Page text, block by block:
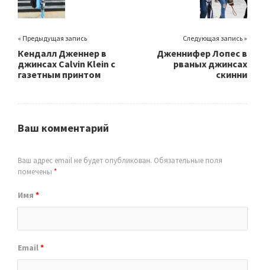
« Предыдущая запись
Кендалл Дженнер в
джинсах Calvin Klein с
газетным принтом
Следующая запись »
Дженнифер Лопес в
рваных джинсах
скинни
Ваш комментарий
Ваш адрес email не будет опубликован. Обязательные поля
помечены *
Имя *
Email*